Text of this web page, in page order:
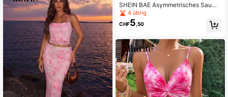
SHEIN BAE Asymmetrisches Saum
Trägerloses Jeans Top
4 übrig
CHF5 ,50